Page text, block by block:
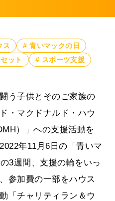
ス
# 青いマックの日
ット # スポーツ支援
う子供とそのご家族の
・マクドナルド・ハウ
）」への支援活動を
年11月6日の「青いマ
3週間、支援の輪をいっ
参加費の一部をハウス
「チャリティラン＆ウ